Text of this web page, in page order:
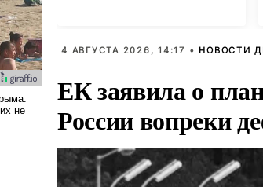
4 АВГУСТА 2026, 14:17 • НОВОСТИ
ЕК заявила о
России вопреки